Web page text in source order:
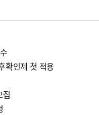
확인제 첫 적용
집